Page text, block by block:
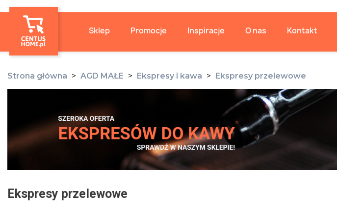
Sklep Promocje Inspiracje O nas Kontakt
Strona główna AGD MAŁE Ekspresy i kawa Ekspresy przelewowe
Ekspresy przelewowe